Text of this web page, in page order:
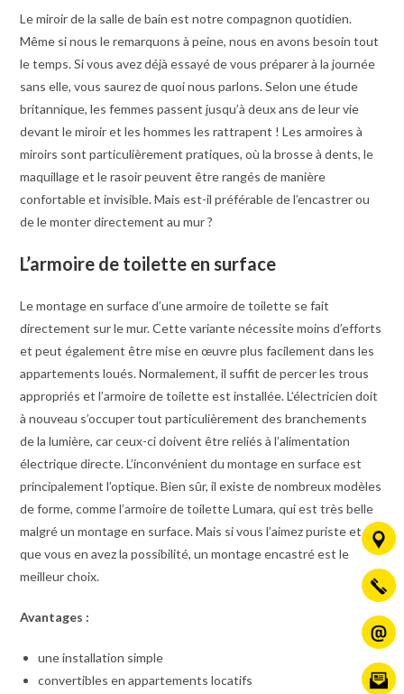
Le miroir de la salle de bain est notre compagnon quotidien.
Même si nous le remarquons à peine, nous en avons besoin tout
le temps. Si vous avez déjà essayé de vous préparer à la journée
sans elle, vous saurez de quoi nous parlons. Selon une étude
britannique, les femmes passent jusqu’à deux ans de leur vie
devant le miroir et les hommes les rattrapent ! Les armoires à
miroirs sont particulièrement pratiques, où la brosse à dents, le
maquillage et le rasoir peuvent être rangés de manière
confortable et invisible. Mais est-il préférable de l’encastrer ou
de le monter directement au mur ?
L’armoire de toilette en surface
Le montage en surface d’une armoire de toilette se fait
directement sur le mur. Cette variante nécessite moins d’efforts
et peut également être mise en œuvre plus facilement dans les
appartements loués. Normalement, il suffit de percer les trous
appropriés et l’armoire de toilette est installée. L’électricien doit
à nouveau s’occuper tout particulièrement des branchements
de la lumière, car ceux-ci doivent être reliés à l’alimentation
électrique directe. L’inconvénient du montage en surface est
principalement l’optique. Bien sûr, il existe de nombreux modèles
de forme, comme l’armoire de toilette Lumara, qui est très belle
malgré un montage en surface. Mais si vous l’aimez puriste et
que vous en avez la possibilité, un montage encastré est le
meilleur choix.
Avantages :
une installation simple
convertibles en appartements locatifs